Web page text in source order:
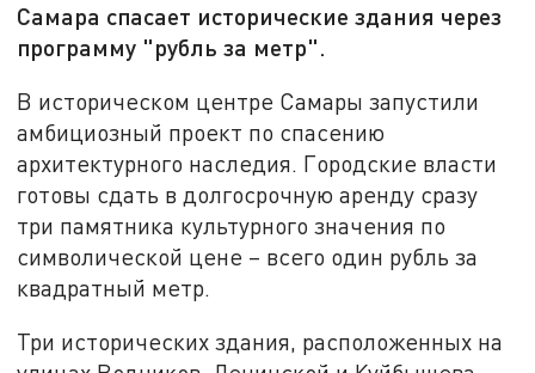
Самара спасает исторические здания через
программу "рубль за метр".
В историческом центре Самары запустили
амбициозный проект по спасению
архитектурного наследия. Городские власти
готовы сдать в долгосрочную аренду сразу
три памятника культурного значения по
символической цене – всего один рубль за
квадратный метр.
Три исторических здания, расположенных на